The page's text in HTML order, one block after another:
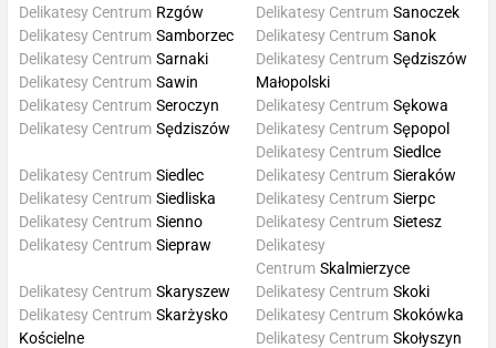
Delikatesy Centrum Rzgów
Delikatesy Centrum Samborzec
Delikatesy Centrum Sanoczek
Delikatesy Centrum Sanok
Delikatesy Centrum Sarnaki
Delikatesy Centrum Sawin
Delikatesy Centrum Seroczyn
Delikatesy Centrum Sędziszów
Delikatesy Centrum Sędziszów
Małopolski
Delikatesy Centrum Sękowa
Delikatesy Centrum Sępopol
Delikatesy Centrum Siedlce
Delikatesy Centrum Siedlec
Delikatesy Centrum Siedliska
Delikatesy Centrum Sienno
Delikatesy Centrum Siepraw
Delikatesy Centrum Sieraków
Delikatesy Centrum Sierpc
Delikatesy Centrum Sietesz
Delikatesy
Centrum Skalmierzyce
Delikatesy Centrum Skaryszew
Delikatesy Centrum Skarżysko
Kościelne
Delikatesy Centrum Skoki
Delikatesy Centrum Skokówka
Delikatesy Centrum Skołyszyn